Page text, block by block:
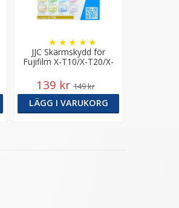
JJC Skärmskydd för
Fujifilm X-T10/X-T20/X-
T30/X-E3/X-T100 optiskt
glas 9H
★ ★ ★ ★ ★
139 kr 149 kr
LÄGG I VARUKORG